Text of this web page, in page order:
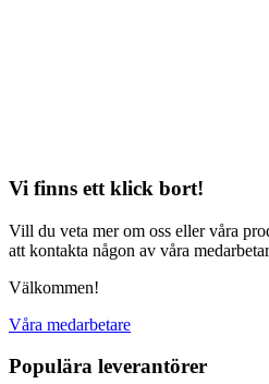
Vi finns ett klick bort!
Vill du veta mer om oss eller våra
att kontakta någon av våra
Välkommen!
Våra medarbetare
Populära leverantörer